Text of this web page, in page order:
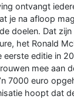
ontvangt
je na afloop
doelen. Dat
het Ronald
editie in
mee aan
7000 euro
hoopt dat